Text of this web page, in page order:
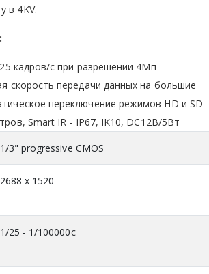
в 4KV.
кадров/с при разрешении 4Мп
скорость передачи данных на большие
переключение режимов HD и SD
Smart IR - IP67, IK10, DC12В/5Вт
1/3" progressive CMOS
2688 x 1520
1/25 - 1/100000с